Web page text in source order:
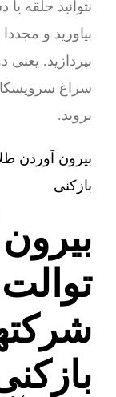
نتوانید حلقه
بیاورید و
بپردازید. یعنی
سراغ
بروید.
بیرون آوردن
بازکنی